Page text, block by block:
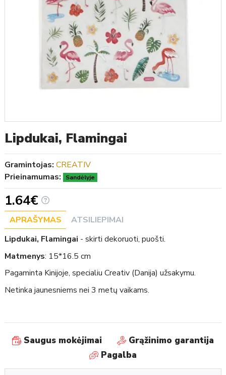
Lipdukai, Flamingai
Gramintojas: CREATIV
Prieinamumas:
Sandėlyje
1.64€
APRAŠYMAS
ATSILIEPIMAI
Lipdukai, Flamingai - skirti dekoruoti, puošti.
Matmenys: 15*16.5 cm
Pagaminta Kinijoje, specialiu Creativ (Danija) užsakymu.
Netinka jaunesniems nei 3 metų vaikams.
Saugus mokėjimai
Grąžinimo garantija
Pagalba